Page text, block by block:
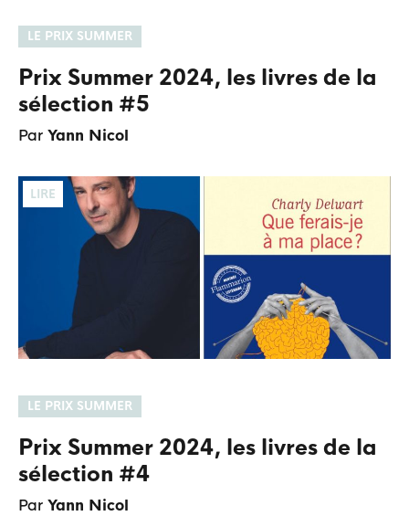
LE PRIX SUMMER
Prix Summer 2024, les livres de la
sélection #5
Par Yann Nicol
LIRE
LE PRIX SUMMER
Prix Summer 2024, les livres de la
sélection #4
Par Yann Nicol